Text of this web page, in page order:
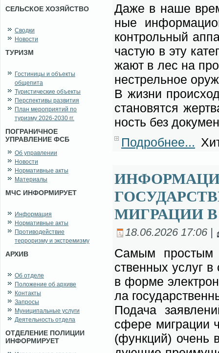
СЕЛЬСКОЕ ХОЗЯЙСТВО
Сводки
Новости
ТУРИЗМ
Гостиницы и объекты
общепита
Туристические объекты
Перспективы развития
План мероприятий по
туризму 2026-2030 гг.
ПОГРАНИЧНОЕ
УПРАВЛЕНИЕ ФСБ
Об управлении
Новости
Нормативные акты
Материалы
МЧС ИНФОРМИРУЕТ
Информация
Нормативные акты
Противодействие
терроризму и экстремизму
АРХИВ
Об отделе
Положение об архиве
Контакты
Запросы
Муниципальные услуги
Деятельность отдела
ОТДЕЛЕНИЕ ПОЛИЦИИ
ИНФОРМИРУЕТ
Да­же в на­ше
ные
кон­троль­ный
ча­стую в эту
жа­ют в лес на
не­стрель­ное
В жиз­ни
ста­но­вят­ся
ность без
Подробнее...
МИГРАЦИИ
18.06.2026 17:06 |
Са­мым про­стым
ствен­ных услуг
в фор­ме
ла
По­да­ча
сфе­ре ми­гра­ции
(функ­ций) очень